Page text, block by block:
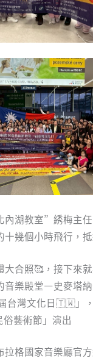
內湖教室”綉梅主
幾個小時飛行，抵
大合照🥰，接下來
音樂殿堂—史麥塔
台灣文化日🇹🇼」
藝術節」演出
格國家音樂廳官方